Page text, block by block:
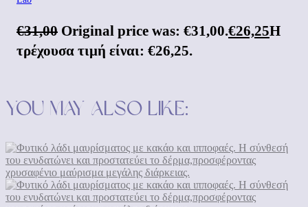
€31,00 Original price was: €31,00.€26,25Η
τρέχουσα τιμή είναι: €26,25.
You may also like: